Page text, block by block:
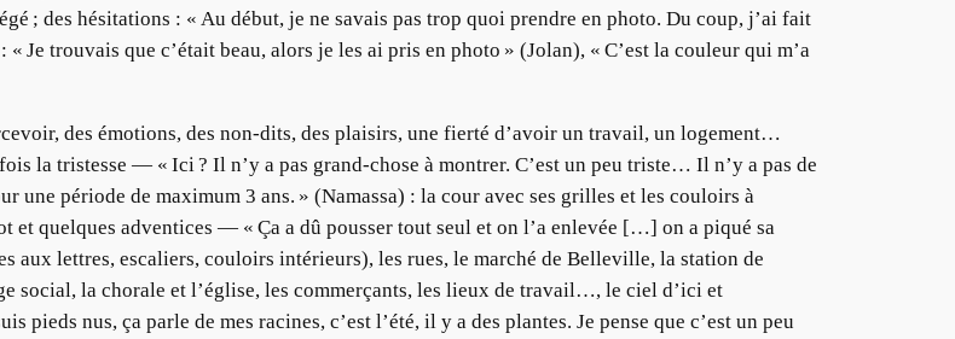
; des hésitations : « Au début, je ne savais pas trop quoi prendre en photo. Du coup, j’ai fait
Je trouvais que c’était beau, alors je les ai pris en photo » (Jolan), « C’est la couleur qui m’a
des émotions, des non-dits, des plaisirs, une fierté d’avoir un travail, un logement…
la tristesse — « Ici ? Il n’y a pas grand-chose à montrer. C’est un peu triste… Il n’y a pas de
une période de maximum 3 ans. » (Namassa) : la cour avec ses grilles et les couloirs à
et quelques adventices — « Ça a dû pousser tout seul et on l’a enlevée […] on a piqué sa
aux lettres, escaliers, couloirs intérieurs), les rues, le marché de Belleville, la station de
social, la chorale et l’église, les commerçants, les lieux de travail…, le ciel d’ici et
pieds nus, ça parle de mes racines, c’est l’été, il y a des plantes. Je pense que c’est un peu